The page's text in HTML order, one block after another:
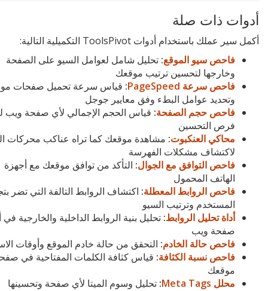
أدوات ذات صلة
أكمل سير عملك باستخدام أدوات ToolsPivot التكميلية التالية:
فاحص سيو الموقع: تحليل شامل لعوامل السيو على الصفحة
وخارجها لتحسين ترتيب موقعك
فاحص سرعة PageSpeed
: قياس سرعة تحميل صفحات
وتحديد عوامل البطء وفق معايير جوجل
فاحص حجم الصفحة: قياس الحجم الإجمالي لأي صفحة ويب
فرص التحسين
محاكي العنكبوت: مشاهدة موقعك كما تراه عناكب محركات
لاكتشاف مشكلات الفهرسة
فاحص التوافق مع الجوال: التأكد من توافق موقعك مع أجهزة
الهاتف المحمول
فاحص الروابط المعطلة: اكتشاف الروابط التالفة التي تضر
المستخدم وترتيب السيو
أداة تحليل الروابط: تحليل بنية الروابط الداخلية والخارجية
صفحة ويب
فاحص حالة الخادم: التحقق من حالة خادم الموقع وأوقات
فاحص نسبة الكثافة: قياس كثافة الكلمات المفتاحية في
موقعك
محلل Meta Tags
: تحليل وسوم الميتا لأي صفحة وتحسينها